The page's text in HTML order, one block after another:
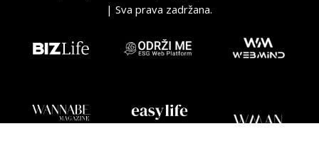
| Sva prava zadržana.